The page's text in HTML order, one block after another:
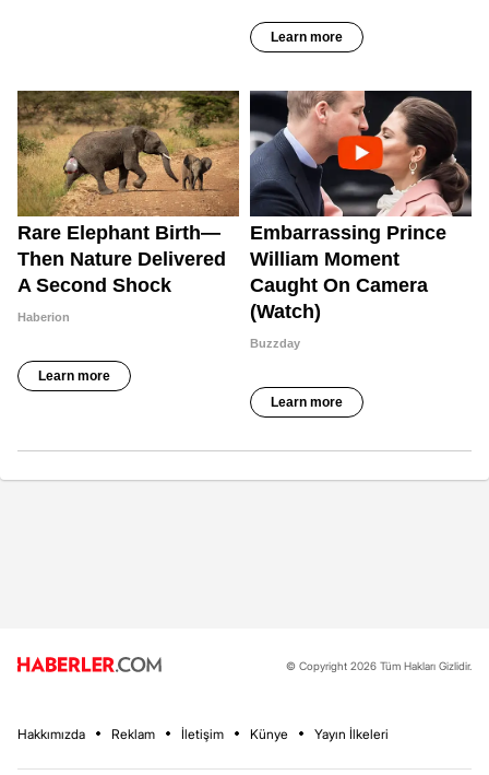
© Copyright 2026 Tüm Hakları Gizlidir.
Hakkımızda Reklam İletişim Künye Yayın İlkeleri